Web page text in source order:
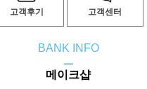
고객후기 고객센터
BANK INFO
ㅡ
메이크샵